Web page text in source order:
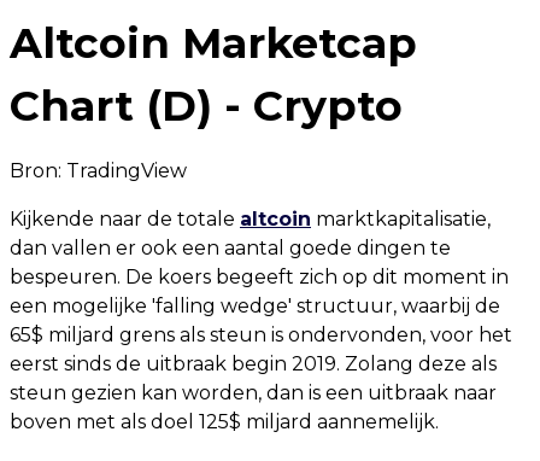
Altcoin Marketcap
Chart (D) - Crypto
Bron: TradingView
Kijkende naar de totale altcoin marktkapitalisatie,
dan vallen er ook een aantal goede dingen te
bespeuren. De koers begeeft zich op dit moment in
een mogelijke 'falling wedge' structuur, waarbij de
65$ miljard grens als steun is ondervonden, voor het
eerst sinds de uitbraak begin 2019. Zolang deze als
steun gezien kan worden, dan is een uitbraak naar
boven met als doel 125$ miljard aannemelijk.